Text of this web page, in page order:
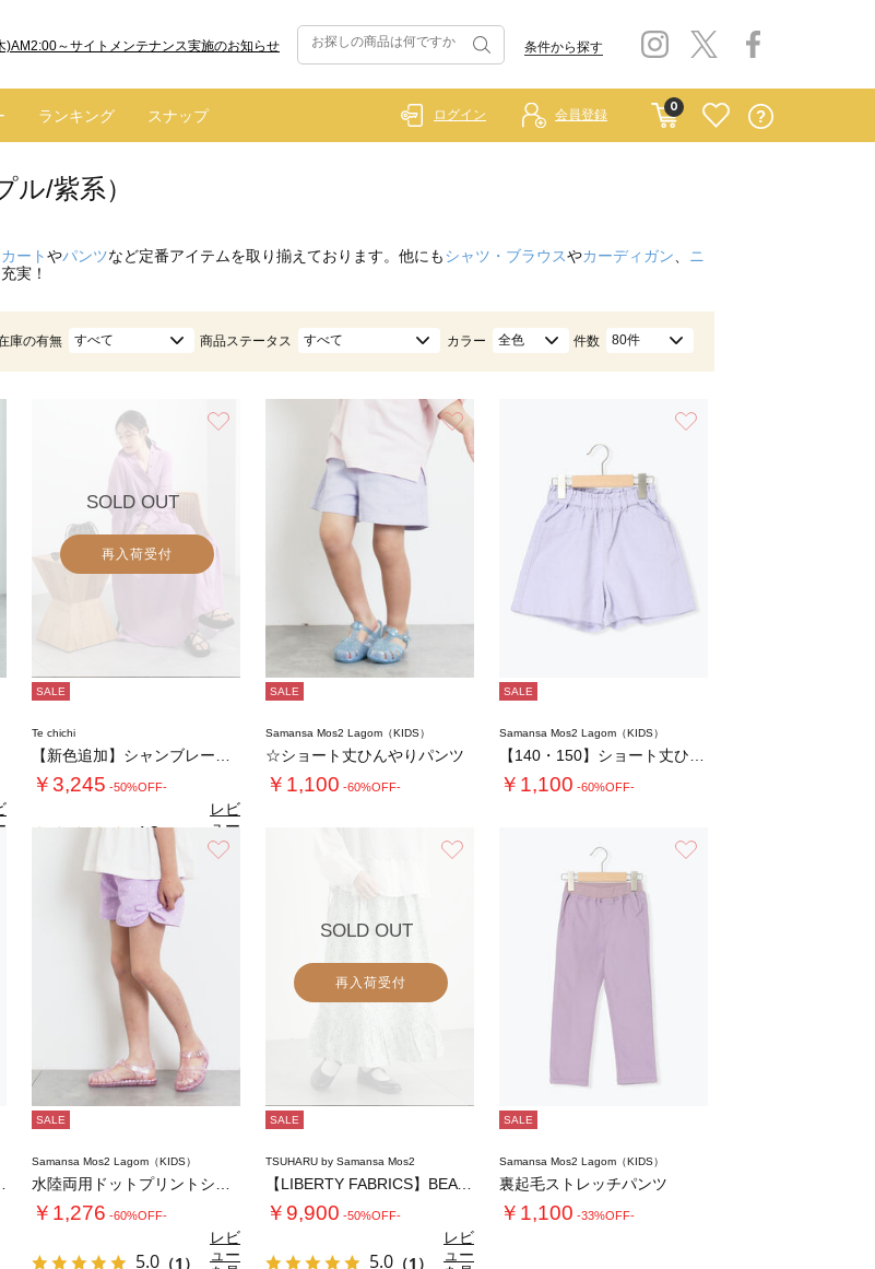
)AM2:00～サイトメンテナンス実施のお知らせ 条件から探す
ランキング スナップ
0
ログイン 会員登録
ル/紫系）
ートやパンツなど定番アイテムを取り揃えております。他にもシャツ・ブラウスやカーディガン
ニ
実！
庫の有無 すべて 商品ステータス すべて カラー 全色 件数 80件
SOLD OUT
再入荷受付
SALE
Te chichi
￥3,245 -50%OFF-
4.3（6）
レビ
ュー
を見
る
お気に入り
SALE
Samansa Mos2 Lagom（KIDS）
☆ショート丈ひんやりパンツ
￥1,100 -60%OFF-
SALE
Samansa Mos2 Lagom（KIDS）
￥1,100 -60%OFF-
SALE
Samansa Mos2 Lagom（KIDS）
￥1,276 -60%OFF-
5.0 （1）
レビ
ュー
SOLD OUT
再入荷受付
SALE
TSUHARU by Samansa Mos2
【LIBERTY FABRICS】BEATR…
￥9,900 -50%OFF-
5.0 （1）
レビ
ュー
SALE
Samansa Mos2 Lagom（KIDS）
裏起毛ストレッチパンツ
￥1,100 -33%OFF-